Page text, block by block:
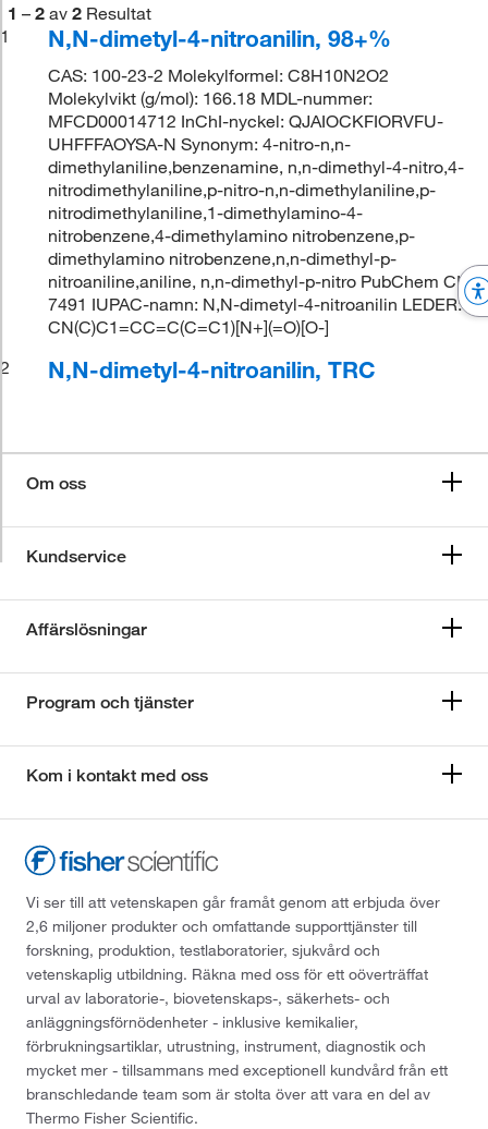
1 – 2 av 2 Resultat
1
N,N-dimetyl-4-nitroanilin, 98+%
CAS: 100-23-2 Molekylformel: C8H10N2O2
Molekylvikt (g/mol): 166.18 MDL-nummer:
MFCD00014712 InChI-nyckel: QJAIOCKFIORVFU-
UHFFFAOYSA-N Synonym: 4-nitro-n,n-
dimethylaniline,benzenamine, n,n-dimethyl-4-nitro,4-
nitrodimethylaniline,p-nitro-n,n-dimethylaniline,p-
nitrodimethylaniline,1-dimethylamino-4-
nitrobenzene,4-dimethylamino nitrobenzene,p-
dimethylamino nitrobenzene,n,n-dimethyl-p-
nitroaniline,aniline, n,n-dimethyl-p-nitro PubChem CID:
7491 IUPAC-namn: N,N-dimetyl-4-nitroanilin LEDER:
CN(C)C1=CC=C(C=C1)[N+](=O)[O-]
2
N,N-dimetyl-4-nitroanilin, TRC
Om oss
Kundservice
Affärslösningar
Program och tjänster
Kom i kontakt med oss
Vi ser till att vetenskapen går framåt genom att erbjuda över
2,6 miljoner produkter och omfattande supporttjänster till
forskning, produktion, testlaboratorier, sjukvård och
vetenskaplig utbildning. Räkna med oss för ett oöverträffat
urval av laboratorie-, biovetenskaps-, säkerhets- och
anläggningsförnödenheter - inklusive kemikalier,
förbrukningsartiklar, utrustning, instrument, diagnostik och
mycket mer - tillsammans med exceptionell kundvård från ett
branschledande team som är stolta över att vara en del av
Thermo Fisher Scientific.